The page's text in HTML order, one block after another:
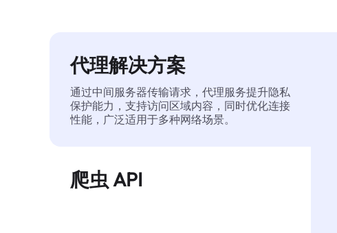
代理解决方案
通过中间服务器传输请求，代理服务提升隐私
保护能力，支持访问区域内容，同时优化连接
性能，广泛适用于多种网络场景。
爬虫 API